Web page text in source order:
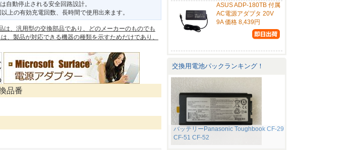
自動停止される安全回路設計。
上の有効充電回数、長時間で使用出来ます。
、汎用型の交換部品であり、どのメーカーのものでも
、製品が対応できる機器の種類を示すためだけであり、
品番
ASUS ADP-180TB 付属
AC電源アダプタ 20V
9A 価格 8,439円
交換用電池パックランキング！
バッテリーPanasonic Toughbook CF-29
CF-51 CF-52